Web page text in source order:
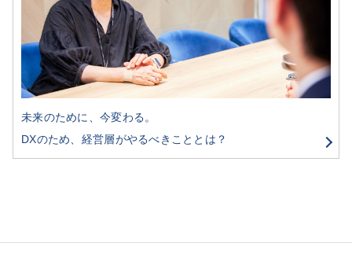
未来のために、今変わる。
DXのため、経営層がやるべきこととは？